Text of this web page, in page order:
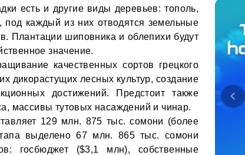
есть и другие виды деревьев: тополь,
под каждый из них отводятся земельные
Плантации шиповника и облепихи будут
значение.
качественных сортов грецкого
дикорастущих лесных культур, создание
достижений. Предстоит также
массивы тутовых насаждений и чинар.
129 млн. 875 тыс. сомони (более
выделено 67 млн. 865 тыс. сомони
госбюджет ($3,1 млн), собственные